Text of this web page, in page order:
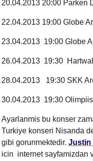
20.04.2013 20:00 Parken
22.04.2013 19:00 Globe
23.04.2013 19:00 Globe
26.04.2013 19:30
28.04.2013 19:30 SKK
30.04.2013 19:30
Ayarlanmis bu konser
Turkiye konseri Nisanda
gibi gorunmektedir. Justin
icin internet sayfamizdan